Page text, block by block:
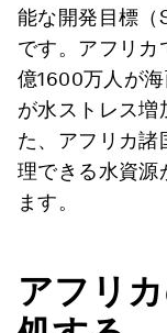
能な開発目標（
です。アフリカ
億1600万人が
が水ストレス増
た、アフリカ諸
理できる水資源
ます。
アフリ